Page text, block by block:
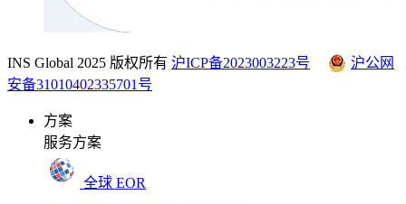
INS Global 2025 版权所有 沪ICP备2023003223号
沪公网
安备31010402335701号
方案
服务方案
全球 EOR